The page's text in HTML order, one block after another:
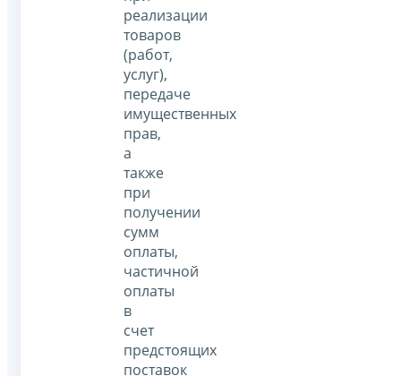
реализации
товаров
(работ,
услуг),
передаче
имущественных
прав,
а
также
при
получении
сумм
оплаты,
частичной
оплаты
в
счет
предстоящих
поставок